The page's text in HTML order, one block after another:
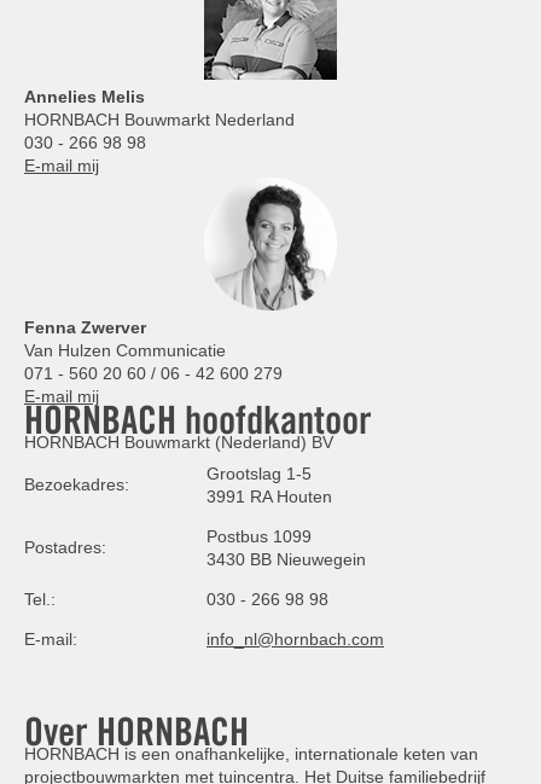
Annelies Melis
HORNBACH Bouwmarkt Nederland
030 - 266 98 98
E-mail mij
Fenna Zwerver
Van Hulzen Communicatie
071 - 560 20 60 / 06 - 42 600 279
E-mail mij
HORNBACH hoofdkantoor
HORNBACH Bouwmarkt (Nederland) BV
Bezoekadres:
Grootslag 1-5
3991 RA Houten
Postadres:
Postbus 1099
3430 BB Nieuwegein
Tel.: 030 - 266 98 98
E-mail: info_nl@hornbach.com
Over HORNBACH
HORNBACH is een onafhankelijke, internationale keten van
projectbouwmarkten met tuincentra. Het Duitse familiebedrijf